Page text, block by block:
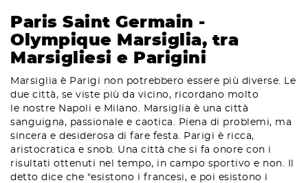
Paris Saint Germain -
Olympique Marsiglia, tra
Marsigliesi e Parigini
Marsiglia è Parigi non potrebbero essere più diverse. Le
due città, se viste più da vicino, ricordano molto
le nostre Napoli e Milano. Marsiglia è una città
sanguigna, passionale e caotica. Piena di problemi, ma
sincera e desiderosa di fare festa. Parigi è ricca,
aristocratica e snob. Una città che si fa onore con i
risultati ottenuti nel tempo, in campo sportivo e non. Il
detto dice che "esistono i francesi, e poi esistono i